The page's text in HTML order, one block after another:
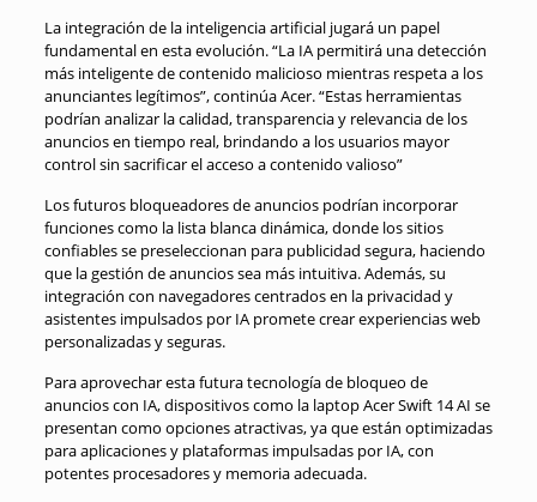
La integración de la inteligencia artificial jugará un papel
fundamental en esta evolución. “La IA permitirá una detección
más inteligente de contenido malicioso mientras respeta a los
anunciantes legítimos”, continúa Acer. “Estas herramientas
podrían analizar la calidad, transparencia y relevancia de los
anuncios en tiempo real, brindando a los usuarios mayor
control sin sacrificar el acceso a contenido valioso”
Los futuros bloqueadores de anuncios podrían incorporar
funciones como la lista blanca dinámica, donde los sitios
confiables se preseleccionan para publicidad segura, haciendo
que la gestión de anuncios sea más intuitiva. Además, su
integración con navegadores centrados en la privacidad y
asistentes impulsados por IA promete crear experiencias web
personalizadas y seguras.
Para aprovechar esta futura tecnología de bloqueo de
anuncios con IA, dispositivos como la laptop Acer Swift 14 AI se
presentan como opciones atractivas, ya que están optimizadas
para aplicaciones y plataformas impulsadas por IA, con
potentes procesadores y memoria adecuada.